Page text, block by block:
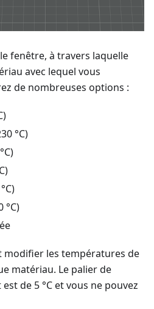
fenêtre, à travers laquelle
avec lequel vous
de nombreuses options :
°C)
°C)
modifier les températures de
matériau. Le palier de
de 5 °C et vous ne pouvez